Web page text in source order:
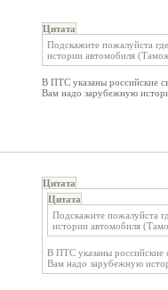
Цитата
Подскажите пожалуйста
истории автомобиля
В ПТС указаны российские
Вам надо зарубежную
Цитата
Цитата
Подскажите пожалуйста
истории автомобиля
В ПТС указаны российские
Вам надо зарубежную